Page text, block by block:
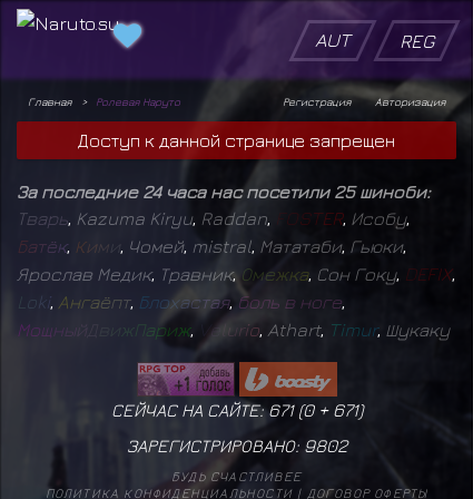
AUT REG
Главная Ролевая Наруто Авторизация
Регистрация
Доступ к данной странице запрещен
За последние 24 часа нас посетили 25 шиноби:
Тварь Kazuma Kiryu, Raddan OSTER, Исобу,
Батёк, Ким Чомей, mistral Мататаби, Гьюки,
Ярослав Медик, Травник, Омежка, Сон Гоку, DEFIX,
oki, Ангаёпт, Блохастая, боль в ноге
Мощны ж Париж, el urio Athart, Timur, Шукаку
СЕЙЧАС НА САЙТЕ: 671 (0+ 671)
ЗАРЕГИСТРИРОВАНО: 9802
БУДЬ СЧАСТЛИВЕЕ
ПОЛИТИКА КОНФИДЕНЦИАЛЬНОСТИ| ДОГОВОР ОФЕРТЫ